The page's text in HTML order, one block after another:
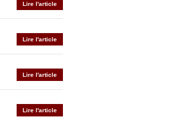
Lire l'article
Lire l'article
Lire l'article
Lire l'article